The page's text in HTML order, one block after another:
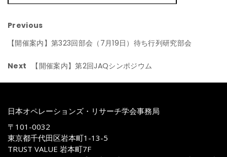
Previous
【開催案内】第323回部会（7月19日）待ち行列研究部会
Next 【開催案内】第2回JAQシンポジウム
日本オペレーションズ・リサーチ学会事務局
〒101-0032
東京都千代田区岩本町1-13-5
TRUST VALUE 岩本町7F